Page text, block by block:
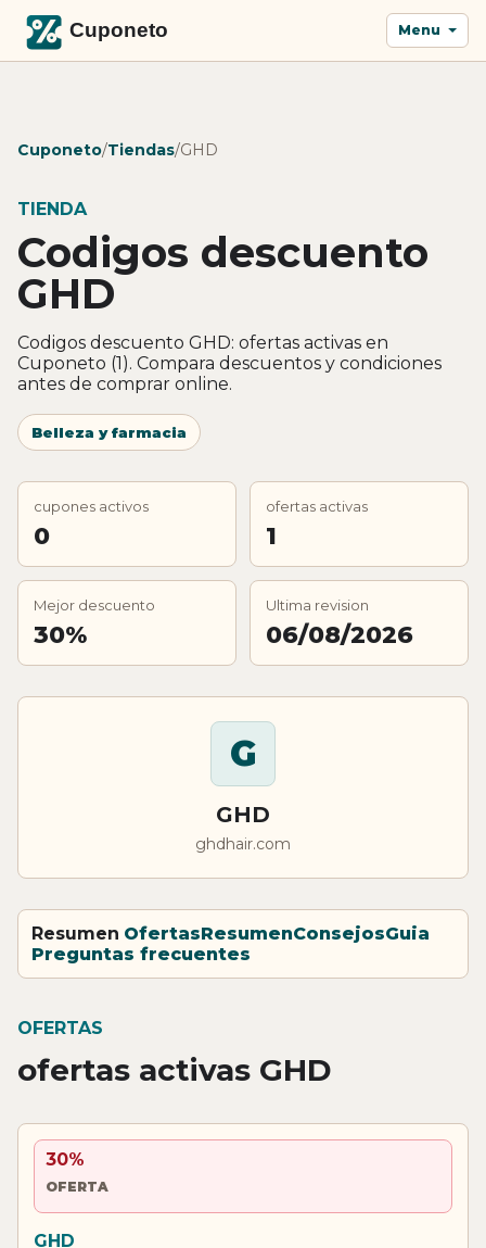
Menu
Cuponeto/Tiendas/GHD
TIENDA
Codigos descuento
GHD
Codigos descuento GHD: ofertas activas en
Cuponeto (1). Compara descuentos y condiciones
antes de comprar online.
Belleza y farmacia
cupones activos
0
ofertas activas
1
Mejor descuento
30%
Ultima revision
06/08/2026
G
GHD
ghdhair.com
Resumen OfertasResumenConsejosGuia
Preguntas frecuentes
OFERTAS
ofertas activas GHD
30%
OFERTA
GHD